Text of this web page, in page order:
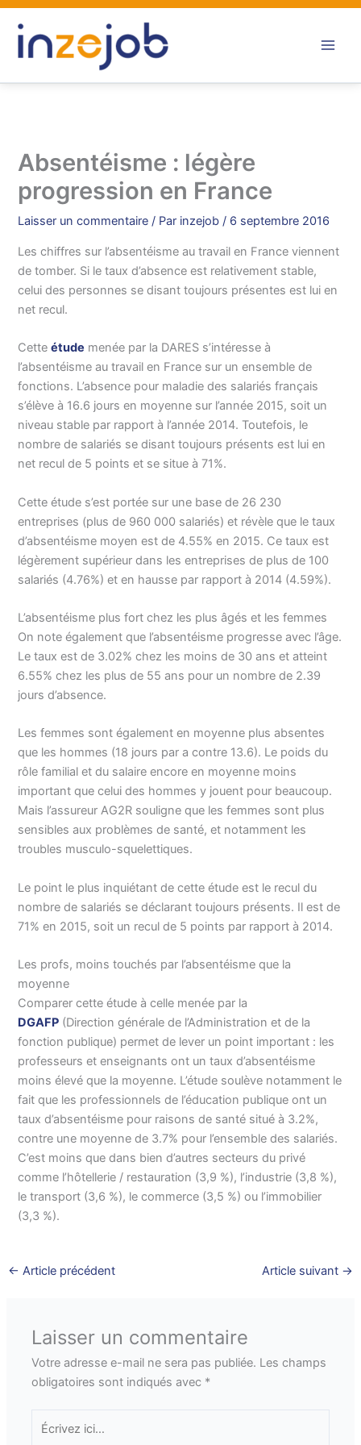
Aller
contenu
Absentéisme : légère
progression en France
Laisser un commentaire / Par inzejob/ 6 septembre 2016
Les chiffres sur l’absentéisme au travail en France viennent
de tomber. Si le taux d’absence est relativement stable,
celui des personnes se disant toujours présentes est lui en
net recul.
Cetteétude menée par la DARES s’intéresse à
l’absentéisme au travail en France sur un ensemble de
fonctions. L’absence pour maladie des salariés français
s’élève à 16.6 jours en moyenne sur l’année 2015, soit un
niveau stable par rapport à l’année 2014. Toutefois, le
nombre de salariés se disant toujours présents est lui en
net recul de 5 points et se situe à 71%.
Cette étude s’est portée sur une base de 26 230
entreprises (plus de 960 000 salariés) et révèle que le taux
d’absentéisme moyen est de 4.55% en 2015. Ce taux est
légèrement supérieur dans les entreprises de plus de 100
salariés (4.76%) et en hausse par rapport à 2014 (4.59%).
L’absentéisme plus fort chez les plus âgés et les femmes
On note également que l’absentéisme progresse avec l’âge.
Le taux est de 3.02% chez les moins de 30 ans et atteint
6.55% chez les plus de 55 ans pour un nombre de 2.39
jours d’absence.
Les femmes sont également en moyenne plus absentes
que les hommes (18 jours par a contre 13.6). Le poids du
rôle familial et du salaire encore en moyenne moins
important que celui des hommes y jouent pour beaucoup.
Mais l’assureur AG2R souligne que les femmes sont plus
sensibles aux problèmes de santé, et notamment les
troubles musculo-squelettiques.
Le point le plus inquiétant de cette étude est le recul du
nombre de salariés se déclarant toujours présents. Il est de
71% en 2015, soit un recul de 5 points par rapport à 2014.
Les profs, moins touchés par l’absentéisme que la
moyenne
Comparer cette étude à celle menée par la
DGAFP (Direction générale de l’Administration et de la
fonction publique) permet de lever un point important : les
professeurs et enseignants ont un taux d’absentéisme
moins élevé que la moyenne. L’étude soulève notamment le
fait que les professionnels de l’éducation publique ont un
taux d’absentéisme pour raisons de santé situé à 3.2%,
contre une moyenne de 3.7% pour l’ensemble des salariés.
C’est moins que dans bien d’autres secteurs du privé
comme l’hôtellerie / restauration (3,9 %), l’industrie (3,8 %),
le transport (3,6 %), le commerce (3,5 %) ou l’immobilier
(3,3 %).
← Article précédent Article suivant →
Laisser un commentaire
Votre adresse e-mail ne sera pas publiée. Les champs
obligatoires sont indiqués avec *
Écrivez
ici…